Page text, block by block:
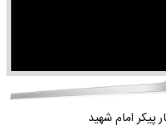
پیکر امام شهید